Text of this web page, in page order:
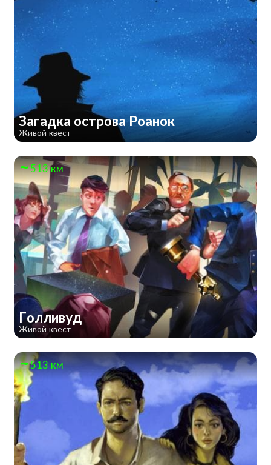
Загадка острова Роанок
Живой квест
513 км
Голливуд
Живой квест
513 км